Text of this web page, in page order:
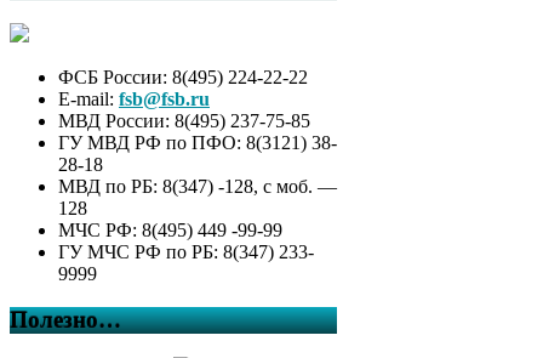
ФСБ России: 8(495) 224-22-22
E-mail: fsb@fsb.ru
МВД России: 8(495) 237-75-85
ГУ МВД РФ по ПФО: 8(3121) 38-
28-18
МВД по РБ: 8(347) -128, с моб. —
128
МЧС РФ: 8(495) 449 -99-99
ГУ МЧС РФ по РБ: 8(347) 233-
9999
Полезно…